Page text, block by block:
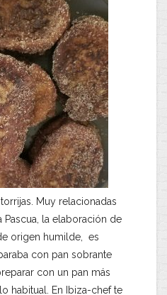
Muy relacionadas
Pascua, la elaboración de
origen humilde, es
con pan sobrante
con un pan más
habitual. En Ibiza-chef te